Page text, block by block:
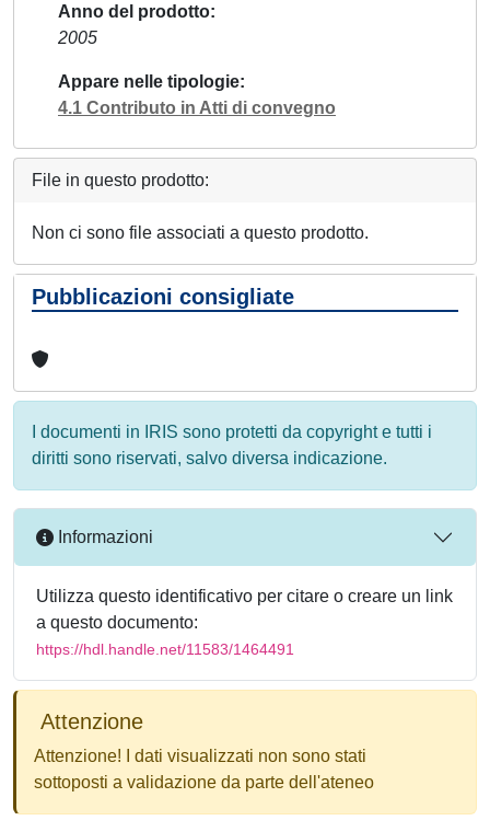
Anno del prodotto
2005
Appare nelle tipologie
4.1 Contributo in Atti di convegno
File in questo prodotto:
Non ci sono file associati a questo prodotto.
Pubblicazioni consigliate
I documenti in IRIS sono protetti da copyright e tutti i
diritti sono riservati, salvo diversa indicazione.
Informazioni
Utilizza questo identificativo per citare o creare un link
a questo documento:
https://hdl.handle.net/11583/1464491
Attenzione
Attenzione! I dati visualizzati non sono stati
sottoposti a validazione da parte dell'ateneo